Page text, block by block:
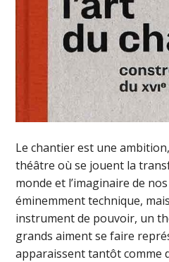
Le chantier est une
théâtre où se jouent la
monde et l’imaginaire de
éminemment technique,
instrument de pouvoir, un
grands aiment se faire
apparaissent tantôt comme